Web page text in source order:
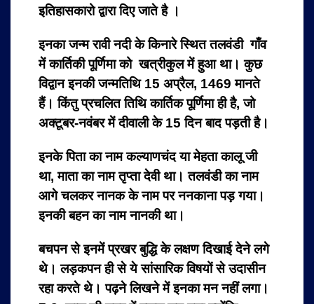
इतिहासकारो द्वारा दिए जाते है ।
इनका जन्म रावी नदी के किनारे स्थित तलवंडी गाँव
में कार्तिकी पूर्णिमा को खत्रीकुल में हुआ था। कुछ
विद्वान इनकी जन्मतिथि 15 अप्रैल, 1469 मानते
हैं। किंतु प्रचलित तिथि कार्तिक पूर्णिमा ही है, जो
अक्टूबर-नवंबर में दीवाली के 15 दिन बाद पड़ती है।
इनके पिता का नाम कल्याणचंद या मेहता कालू जी
था, माता का नाम तृप्ता देवी था। तलवंडी का नाम
आगे चलकर नानक के नाम पर ननकाना पड़ गया।
इनकी बहन का नाम नानकी था।
बचपन से इनमें प्रखर बुद्धि के लक्षण दिखाई देने लगे
थे। लड़कपन ही से ये सांसारिक विषयों से उदासीन
रहा करते थे। पढ़ने लिखने में इनका मन नहीं लगा।